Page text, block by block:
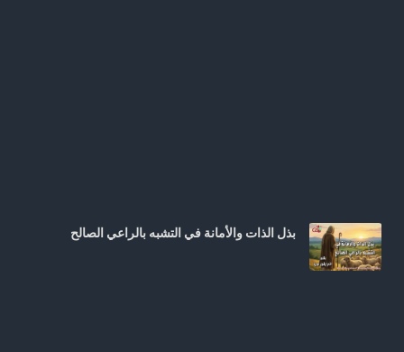
بذل الذات والأمانة في التشبه بالراعي الصالح